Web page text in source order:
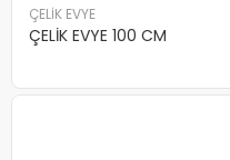
ÇELİK EVYE
ÇELİK EVYE 100 CM